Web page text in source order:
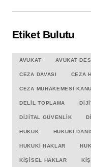
Etiket Bulutu
AVUKAT AVUKAT
CEZA DAVASI CEZA
CEZA MUHAKEMESI
DELIL TOPLAMA
DIJITAL GÜVENLIK
HUKUK HUKUKI
HUKUKI HAKLAR
KIŞISEL HAKLAR